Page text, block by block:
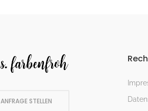
ANFRAGE STELLEN